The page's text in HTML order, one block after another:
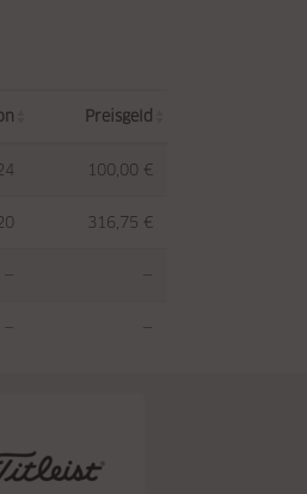
Preisgeld
100,00 €
316,75 €
— —
— —